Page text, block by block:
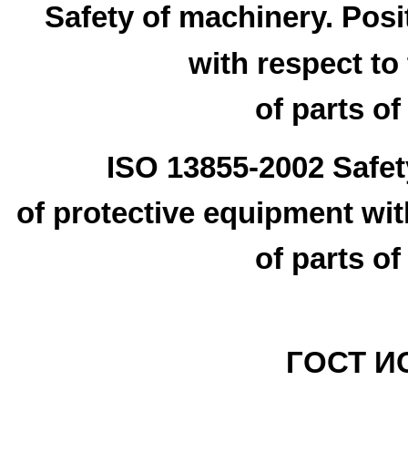
Safety of machinery.
with respect to
of parts of
ISO 13855-2002
of protective equipment
of parts of
ГОСТ